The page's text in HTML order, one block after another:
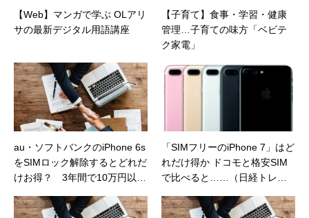
【Web】マンガで学ぶ OLアリ
サの最新デジタル用語講座
【子育て】食事・学習・健康
管理…子育ての味方「ベビテ
ク家電」
au・ソフトバンクのiPhone 6s
をSIMロック解除するとどれだ
けお得？ 3年間で10万円以上
ディネット）
「SIMフリーのiPhone 7」はど
れだけ得か ドコモと格安SIM
で比べると……（日経トレン